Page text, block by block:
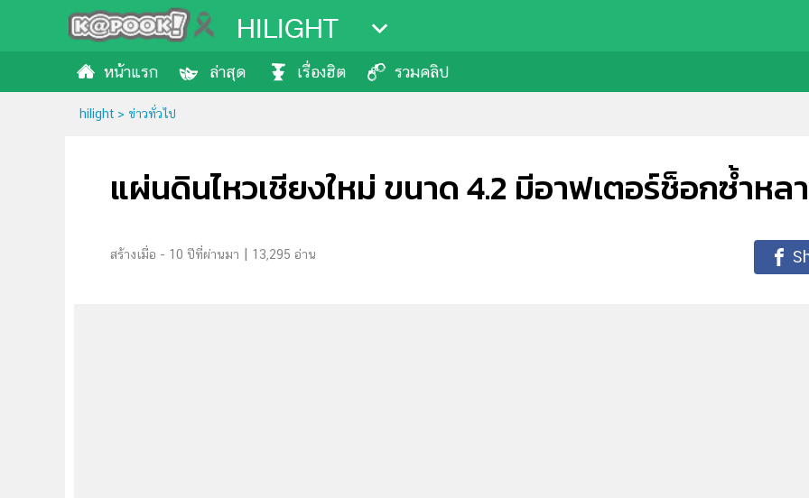
HILIGHT
หน้าแรก ล่าสุด เรื่องฮิต รวมคลิป
hilight > ข่าวทั่วไป
แผ่นดินไหวเชียงใหม่ ขนาด 4.2 มีอาฟเตอร์ช็อกซ้ำหล
10 ปีที่ผ่านมา | 13,295 อ่าน